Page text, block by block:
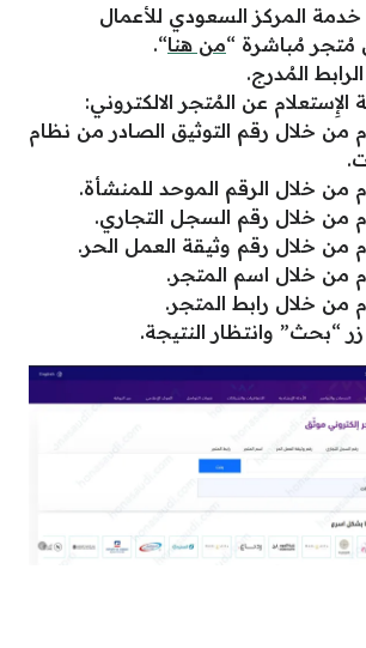
خدمة المركز السعودي للأعمال
مُتجر مُباشرة “من هنا“.
المُدرج.
عن المُتجر الالكتروني:
من خلال رقم التوثيق الصادر من نظام
من خلال الرقم الموحد للمنشأة.
من خلال رقم السجل التجاري.
من خلال رقم وثيقة العمل الحر.
من خلال اسم المتجر.
من خلال رابط المتجر.
“بحث” وانتظار النتيجة.